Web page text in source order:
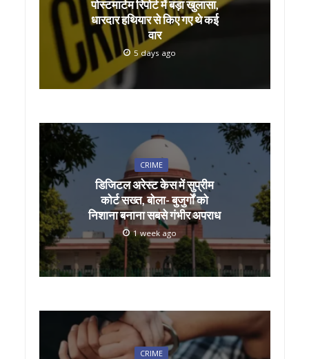
पोस्टमार्टम रिपोर्ट में बड़ा खुलासा,
धारदार हथियार से किए गए थे कई
वार
5 days ago
CRIME
डिजिटल अरेस्ट केस में सुप्रीम
कोर्ट सख्त, बोला- बुजुर्गों को
निशाना बनाना सबसे गंभीर अपराध
1 week ago
CRIME